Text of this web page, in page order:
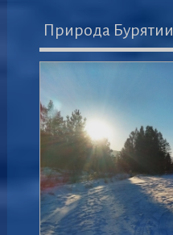
Природа Бурятии